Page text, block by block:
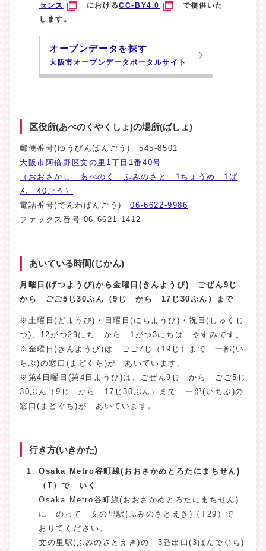
センス
におけるCC-BY4.0
で提供いた
します。
オープンデータを探す
大阪市オープンデータポータルサイト
区役所(あべのくやくしょ)の場所(ばしょ)
郵便番号(ゆうびんばんごう) 545-8501
大阪市阿倍野区文の里1丁目1番40号
（おおさかし あべのく ふみのさと 1ちょうめ 1ば
ん 40ごう）
電話番号(でんわばんごう)06-6622-9986
ファックス番号 06-6621-1412
あいている時間(じかん)
月曜日(げつようび)から金曜日(きんようび) ごぜん9じ
から ごご5じ30ぷん（9じから 17じ 30ぷん ）まで
※土曜日(どようび)・日曜日(にちようび)・祝日(しゅくじ
つ)、12がつ29にち から 1がつ3にちは やすみです。
※金曜日(きんようび)は ごご7じ（19じ）まで 一部(い
ちぶ)の窓口(まどぐち)が あいています。
※第4日曜日(第4日ようび)は、ごぜん9じ から ごご5じ
30ぷん（9じ から 17じ30ぷん）まで 一部(いちぶ)の
窓口(まどぐち)が あいています。
行き方(いきかた)
Osaka Metro谷町線(おおさかめとろたにまちせん)
（T）で いく
Osaka Metro谷町線(おおさかめとろたにまちせん)
に のって 文の里駅(ふみのさとえき)（T29）で
おりてください。
文の里駅(ふみのさとえき)の 3番出口(3ばんでぐち)